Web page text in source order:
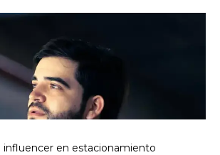
influencer en estacionamiento